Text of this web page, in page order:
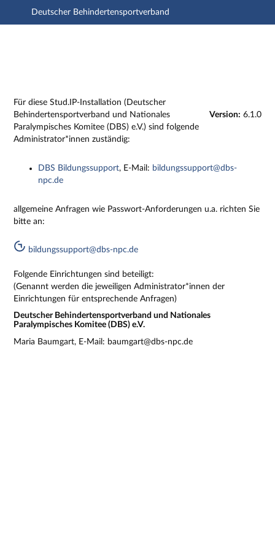
Hauptnavigation
Deutscher Behindertensportverband
Version: 6.1.0
Für diese Stud.IP-Installation (Deutscher
Behindertensportverband und Nationales
Paralympisches Komitee (DBS) e.V.) sind folgende
Administrator*innen zuständig:
DBS Bildungssupport, E-Mail: bildungssupport@dbs-
npc.de
allgemeine Anfragen wie Passwort-Anforderungen u.a. richten Sie
bitte an:
bildungssupport@dbs-npc.de
Folgende Einrichtungen sind beteiligt:
(Genannt werden die jeweiligen Administrator*innen der
Einrichtungen für entsprechende Anfragen)
Deutscher Behindertensportverband und Nationales
Paralympisches Komitee (DBS) e.V.
Maria Baumgart, E-Mail: baumgart@dbs-npc.de